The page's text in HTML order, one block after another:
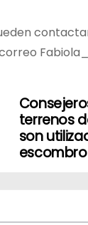
terrenos
son